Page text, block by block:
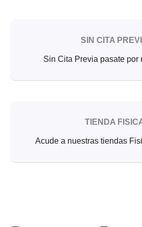
SIN CITA
Sin Cita Previa pasate por
TIENDA
Acude a nuestras tiendas